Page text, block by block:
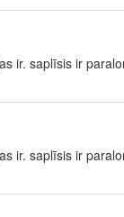
ir. saplīsis ir
ir. saplīsis ir